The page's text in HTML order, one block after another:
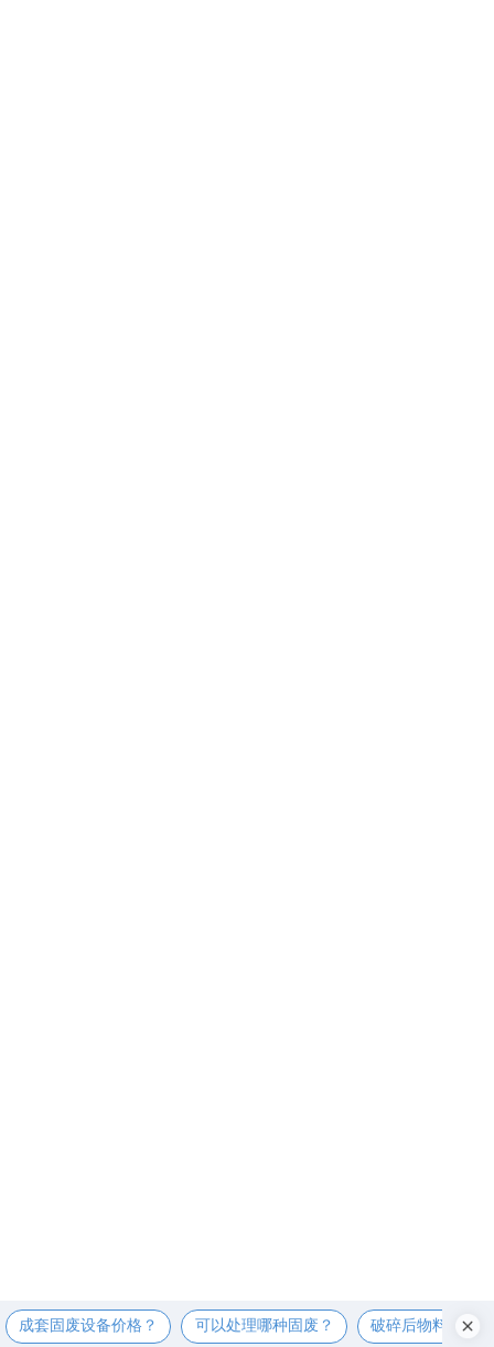
成套固废设备价格？ 可以处理哪种固废？ 破碎后物料尺寸？